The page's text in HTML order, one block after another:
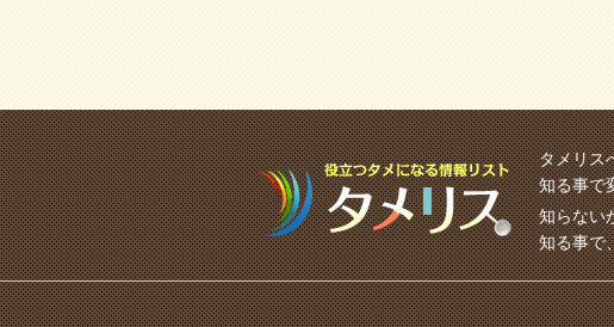
タメリス
知る事で
知らない
知る事で